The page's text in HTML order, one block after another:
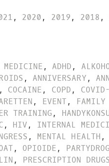
, 2020, 2019, 2018,
, ADHD,
, ANNIVERSARY,
, COCAINE, COPD,
, EVENT,
TRAINING,
, HIV, INTERNAL
, MENTAL HEALTH,
, OPIOIDE,
, PRESCRIPTION DRUGS